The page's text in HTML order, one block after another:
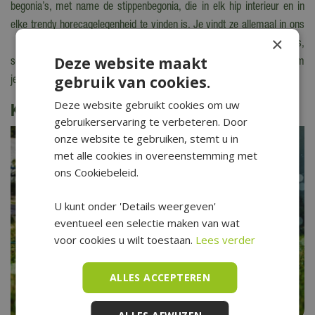
begonia’s, met name de stippenbegonia, die in elk hip interieur en in
elke trendy horecagelegenheid te vinden is. Je vindt ze allemaal in ons
tuincentrum in Hoogwoud, naast allerlei soorten potten, hangers,
schalen, sokkels, glazen stolpen, minivitrines en andere producten om
je planten mooi en eigentijds te presenteren.
Kijk ook eens naar de volgende berichten:
×
Deze website maakt
gebruik van cookies.
Deze website gebruikt cookies om uw
gebruikerservaring te verbeteren. Door
onze website te gebruiken, stemt u in
met alle cookies in overeenstemming met
ons Cookiebeleid.
U kunt onder 'Details weergeven'
eventueel een selectie maken van wat
voor cookies u wilt toestaan. Lees verder
ALLES ACCEPTEREN